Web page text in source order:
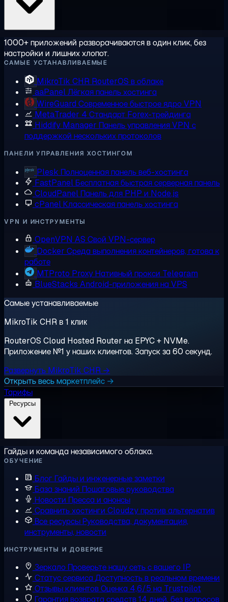
1000+ приложений разворачиваются в один клик, без
настройки и лишних хлопот.
САМЫЕ УСТАНАВЛИВАЕМЫЕ
MikroTik CHR RouterOS в облаке
aaPanelЛёгкая панель хостинга
WireGuard Современное быстрое ядро VPN
MetaTrader 4 Стандарт Forex-трейдинга
Hiddify Manager Панель управления VPN с
поддержкой нескольких протоколов
ПАНЕЛИ УПРАВЛЕНИЯ ХОСТИНГОМ
Plesk Полноценная панель веб-хостинга
FastPanelБесплатная быстрая серверная панель
CloudPanel Панель для PHP и Node.js
cPanelКлассическая панель хостинга
VPN И ИНСТРУМЕНТЫ
OpenVPN AS Свой VPN-сервер
Docker Среда выполнения контейнеров, готова к
работе
MTProto ProxyНативный прокси Telegram
BlueStacks Android-приложения на VPS
Самые устанавливаемые
MikroTik CHR в 1 клик
RouterOS Cloud Hosted Router на EPYC + NVMe.
Приложение №1 у наших клиентов. Запуск за 60 секунд.
Развернуть MikroTik CHR →
Открыть весь маркетплейс →
Тарифы
Гайды и команда независимого облака.
ОБУЧЕНИЕ
Блог Гайды и инженерные заметки
База знаний Пошаговые руководства
Новости Пресса и анонсы
Сравнить хостинги Cloudzy против альтернатив
Все ресурсыРуководства, документация,
инструменты, новости
ИНСТРУМЕНТЫ И ДОВЕРИЕ
Зеркало Проверьте нашу сеть с вашего IP
Статус сервисаДоступность в реальном времени
Отзывы клиентовОценка 4,6/5 на Trustpilot
Гарантия возврата средств14 дней, без вопросов